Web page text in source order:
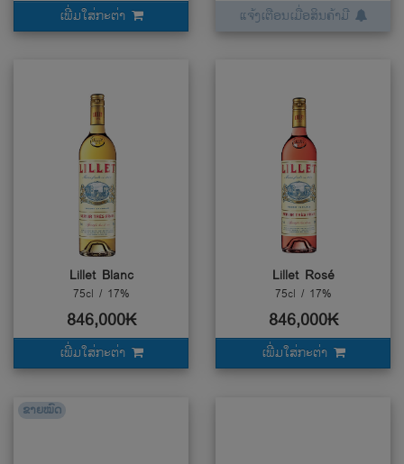
ເພີ່ມໃສ່ກະຕ່າ ແຈ້ງເຕືອນເມື່ອສິນຄ້າມີ
Lillet Blanc
75cl / 17%
846,000₭
ເພີ່ມໃສ່ກະຕ່າ
Lillet Rosé
75cl / 17%
846,000₭
ເພີ່ມໃສ່ກະຕ່າ
ຂາຍໝົດ